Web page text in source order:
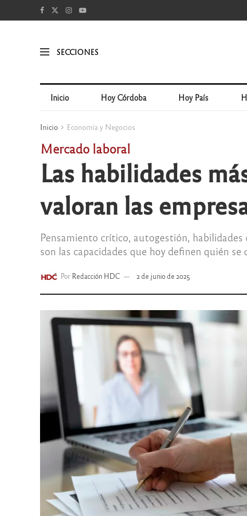
SECCIONES
Inicio Hoy Córdoba Hoy País
Inicio Economía y Negocios
Mercado laboral
Las habilidades
valoran las
Pensamiento crítico, autogestión,
son las capacidades que hoy definen quién
Por Redacción HDC 2 de junio de 2025